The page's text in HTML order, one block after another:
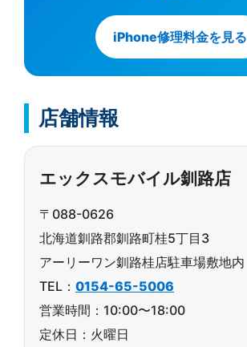
iPhone修理料金を見る
店舗情報
エックスモバイル釧路店
〒088-0626
北海道釧路郡釧路町桂5丁目3
アーリーワン釧路桂店駐車場敷地内
TEL： 0154-65-5006
営業時間：10:00〜18:00
定休日：火曜日